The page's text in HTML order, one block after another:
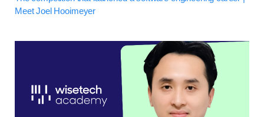
Meet Joel Hooimeyer